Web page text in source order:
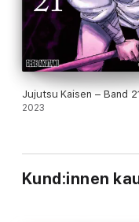
Jujutsu Kaisen – Band
2023
Kund:innen